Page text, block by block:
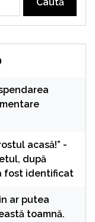
acasă!” -
după
fost identificat
ar putea
toamnă.